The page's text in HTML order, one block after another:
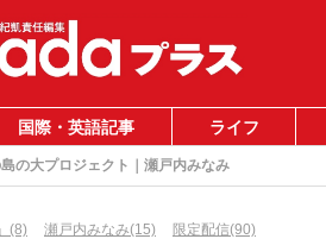
国際・英語記事 ライフ
の大プロジェクト｜瀬戸内みなみ
(8) 瀬戸内みなみ(15) 限定配信(90)